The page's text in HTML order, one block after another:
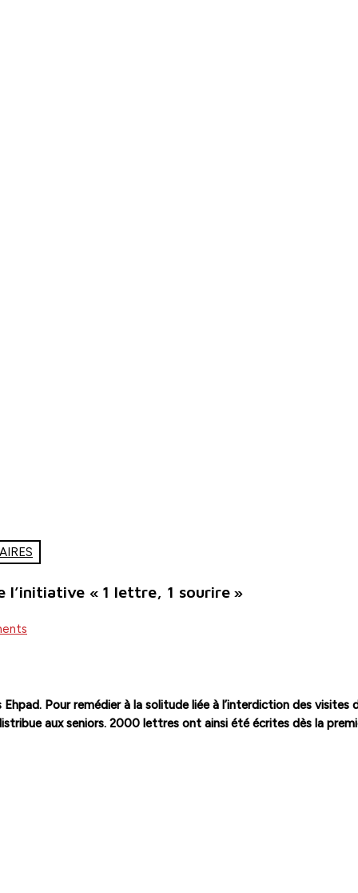
l’initiative « 1 lettre, 1 sourire »
Pour remédier à la solitude liée à l’interdiction des visites
aux seniors. 2000 lettres ont ainsi été écrites dès la